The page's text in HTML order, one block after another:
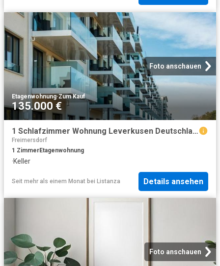
Foto anschauen
Etagenwohnung·Zum Kauf
135.000 €
1 Schlafzimmer Wohnung Leverkusen Deutschland 99884491
Freimersdorf
1 ZimmerEtagenwohnung
·Keller
Seit mehr als einem Monat bei Listanza Details ansehen
Foto anschauen